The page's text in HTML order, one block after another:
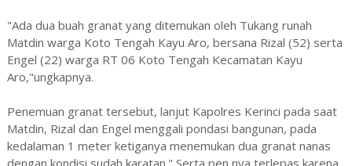
"Ada dua buah granat yang ditemukan oleh Tukang runah
Matdin warga Koto Tengah Kayu Aro, bersana Rizal (52) serta
Engel (22) warga RT 06 Koto Tengah Kecamatan Kayu
Aro,"ungkapnya.
Penemuan granat tersebut, lanjut Kapolres Kerinci pada saat
Matdin, Rizal dan Engel menggali pondasi bangunan, pada
kedalaman 1 meter ketiganya menemukan dua granat nanas